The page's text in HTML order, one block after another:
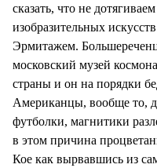
сказать, что не
изобразительных
Эрмитажем.
московский музей
страны и он на порядки
Американцы, вообще то,
футболки, магнитики
в этом причина
Кое как вырвавшись из